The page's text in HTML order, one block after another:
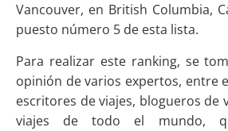
Vancouver, en British Columbia,
puesto número 5 de esta lista.
Para realizar este ranking, se
opinión de varios expertos, entre
escritores de viajes, blogueros de
viajes de todo el mundo,